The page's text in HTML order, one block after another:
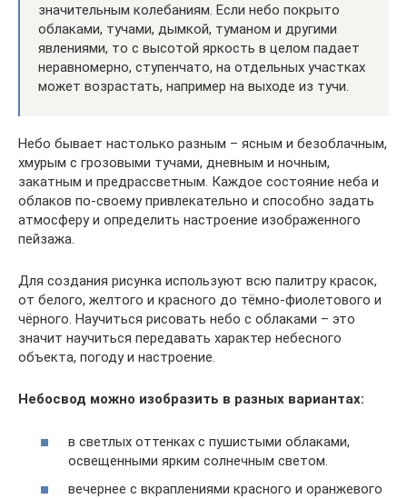
значительным колебаниям. Если небо покрыто
облаками, тучами, дымкой, туманом и другими
явлениями, то с высотой яркость в целом падает
неравномерно, ступенчато, на отдельных участках
может возрастать, например на выходе из тучи.
Небо бывает настолько разным – ясным и безоблачным,
хмурым с грозовыми тучами, дневным и ночным,
закатным и предрассветным. Каждое состояние неба и
облаков по-своему привлекательно и способно задать
атмосферу и определить настроение изображенного
пейзажа.
Для создания рисунка используют всю палитру красок,
от белого, желтого и красного до тёмно-фиолетового и
чёрного. Научиться рисовать небо с облаками – это
значит научиться передавать характер небесного
объекта, погоду и настроение.
Небосвод можно изобразить в разных вариантах:
в светлых оттенках с пушистыми облаками,
освещенными ярким солнечным светом.
вечернее с вкраплениями красного и оранжевого